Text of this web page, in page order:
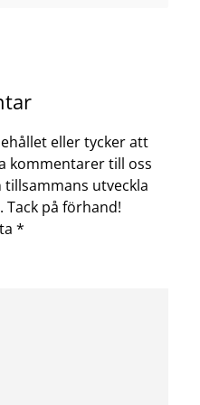
eller tycker att
kommentarer till oss
utveckla
på förhand!
*